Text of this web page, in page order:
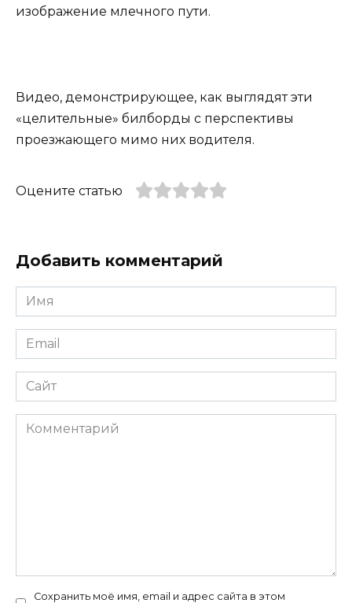
изображение млечного пути.
Видео, демонстрирующее, как выглядят эти
«целительные» билборды с перспективы
проезжающего мимо них водителя.
Оцените статью
Добавить комментарий
Имя
*
Email
*
Сайт
Комментарий
Сохранить моё имя, email и адрес сайта в этом